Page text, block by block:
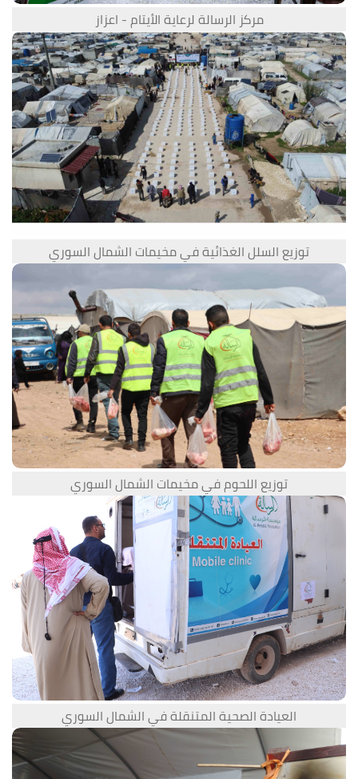
مركز الرسالة لرعاية الأيتام - اعزاز
توزيع السلل الغذائية في مخيمات الشمال السوري
توزيع اللحوم في مخيمات الشمال السوري
العيادة الصحية المتنقلة في الشمال السوري